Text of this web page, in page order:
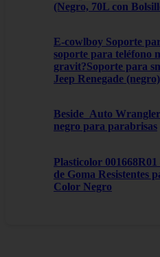
(Negro, 70L con
E-cowlboy Soporte
soporte para teléfono
gravit?Soporte para
Jeep Renegade (negro)
Beside_Auto
negro para parabrisas
Plasticolor
de Goma Resistentes
Color Negro